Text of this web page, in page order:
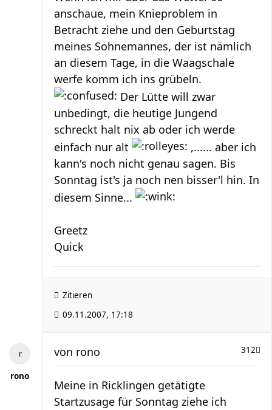
anschaue, mein Knieproblem in
Betracht ziehe und den Geburtstag
meines Sohnemannes, der ist nämlich
an diesem Tage, in die Waagschale
werfe komm ich ins grübeln.
Der Lütte will zwar
unbedingt, die heutige Jungend
schreckt halt nix ab oder ich werde
einfach nur alt
,...... aber ich
kann's noch nicht genau sagen. Bis
Sonntag ist's ja noch nen bisser'l hin. In
diesem Sinne...
Greetz
Quick
Zitieren
09.11.2007, 17:18
rono
312
von rono
Meine in Ricklingen getätigte
Startzusage für Sonntag ziehe ich